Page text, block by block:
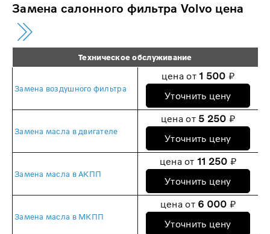
Замена салонного фильтра Volvo цена
Техническое обслуживание
Замена воздушного фильтра
цена от1 500 ₽
Уточнить цену
Замена масла в двигателе
цена от 5 250 ₽
Уточнить цену
Замена масла в АКПП
цена от 11 250 ₽
Уточнить цену
Замена масла в МКПП
цена от 6 000 ₽
Уточнить цену